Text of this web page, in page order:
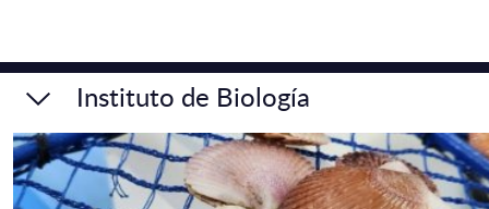
Instituto de Biología